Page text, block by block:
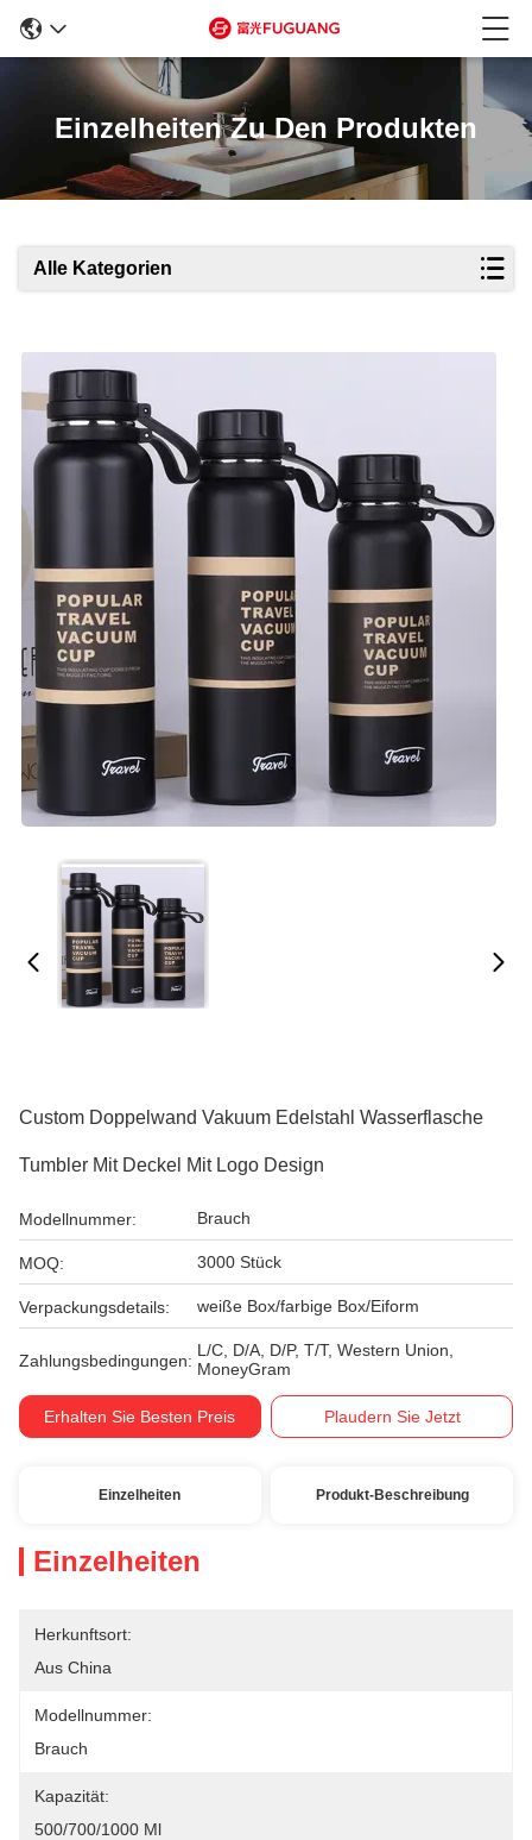
Einzelheiten Zu Den Produkten
Alle Kategorien
Custom Doppelwand Vakuum Edelstahl Wasserflasche
Tumbler Mit Deckel Mit Logo Design
Modellnummer: Brauch
MOQ: 3000 Stück
Verpackungsdetails: weiße Box/farbige Box/Eiform
Zahlungsbedingungen:
L/C, D/A, D/P, T/T, Western Union,
MoneyGram
Erhalten Sie Besten Preis Plaudern Sie Jetzt
Einzelheiten Produkt-Beschreibung
Einzelheiten
Herkunftsort:
Aus China
Modellnummer:
Brauch
Kapazität:
500/700/1000 Ml